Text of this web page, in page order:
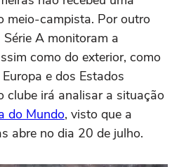
meio-campista. Por outro
A monitoram a
como do exterior, como
e dos Estados
clube irá analisar a situação
do Mundo, visto que a
abre no dia 20 de julho.